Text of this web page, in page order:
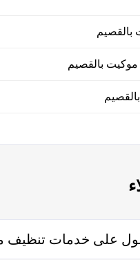
بالقصيم
على خدمات تنظيف